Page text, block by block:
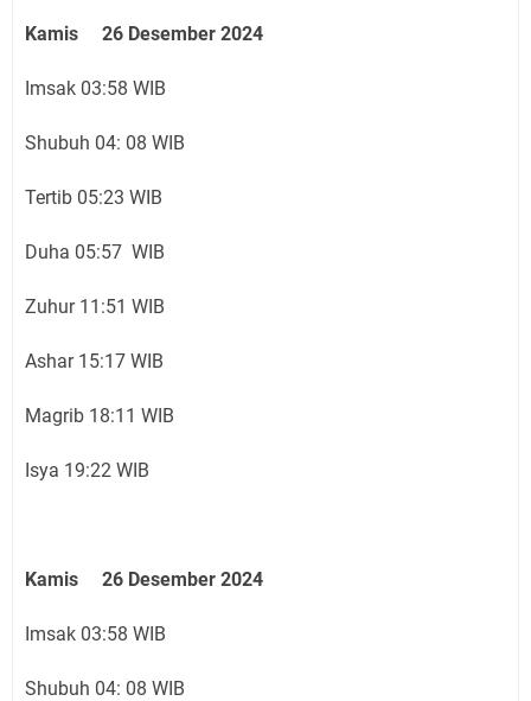
Kamis 26 Desember 2024
Imsak 03:58 WIB
Shubuh 04: 08 WIB
Tertib 05:23 WIB
Duha 05:57 WIB
Zuhur 11:51 WIB
Ashar 15:17 WIB
Magrib 18:11 WIB
Isya 19:22 WIB
Kamis 26 Desember 2024
Imsak 03:58 WIB
Shubuh 04: 08 WIB